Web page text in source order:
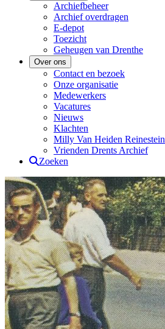
Archiefbeheer
Archief overdragen
E-depot
Toezicht
Geheugen van Drenthe
Over ons
Contact en bezoek
Onze organisatie
Medewerkers
Vacatures
Nieuws
Klachten
Milly Van Heiden Reinestein
Vrienden Drents Archief
Zoeken
Drents Archief